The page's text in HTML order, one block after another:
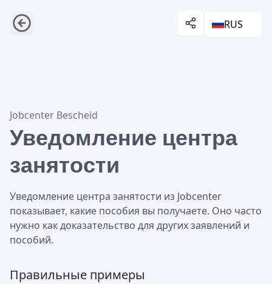
RUS
Уведомление центра занятости
Jobcenter Bescheid
Уведомление центра
занятости
Уведомление центра занятости из Jobcenter
показывает, какие пособия вы получаете. Оно часто
нужно как доказательство для других заявлений и
пособий.
Правильные примеры